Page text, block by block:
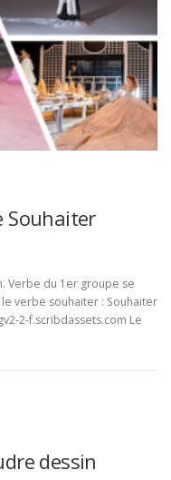
Souhaiter
Verbe du 1er groupe se
verbe souhaiter : Souhaiter
2-f.scribdassets.com Le
dessin